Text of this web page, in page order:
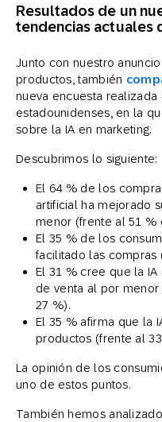
Resultados de un
tendencias actuales
Junto con nuestro
productos, también
nueva encuesta
estadounidenses, en la
sobre la IA en marketing.
Descubrimos lo siguiente:
El 64 % de los
artificial ha mejorado
menor (frente al 51 %
El 35 % de los
facilitado las compras
El 31 % cree que la
de venta al por
27 %).
El 35 % afirma que la
productos (frente al
La opinión de los
uno de estos puntos.
También hemos